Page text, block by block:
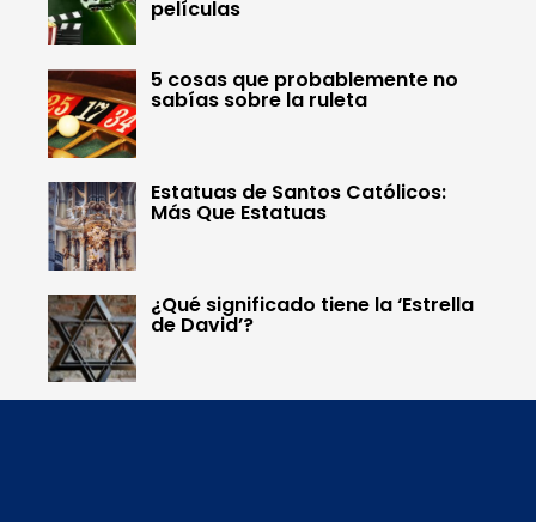
películas
5 cosas que probablemente no
sabías sobre la ruleta
Estatuas de Santos Católicos:
Más Que Estatuas
¿Qué significado tiene la ‘Estrella
de David’?